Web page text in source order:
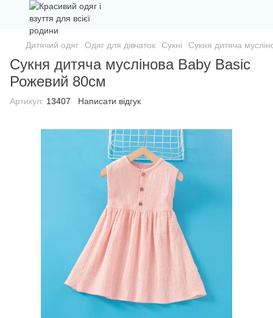
Дитячий одяг Одяг для дівчаток Сукні Сукня дитяча
Сукня дитяча муслінова Baby Basic
Рожевий 80см
Артикул: 13407 Написати відгук